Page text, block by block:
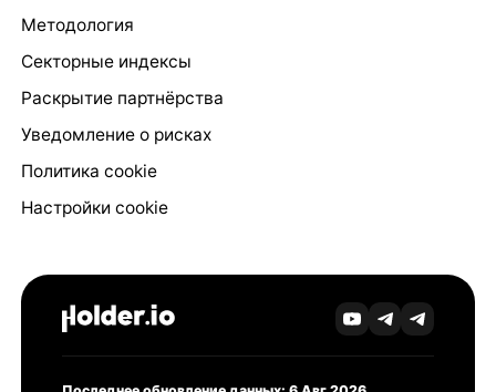
Методология
Секторные индексы
Раскрытие партнёрства
Уведомление о рисках
Политика cookie
Настройки cookie